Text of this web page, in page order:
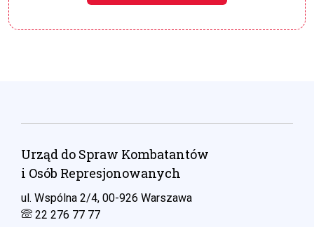
Urząd do Spraw Kombatantów
i Osób Represjonowanych
ul. Wspólna 2/4, 00-926 Warszawa
22 276 77 77